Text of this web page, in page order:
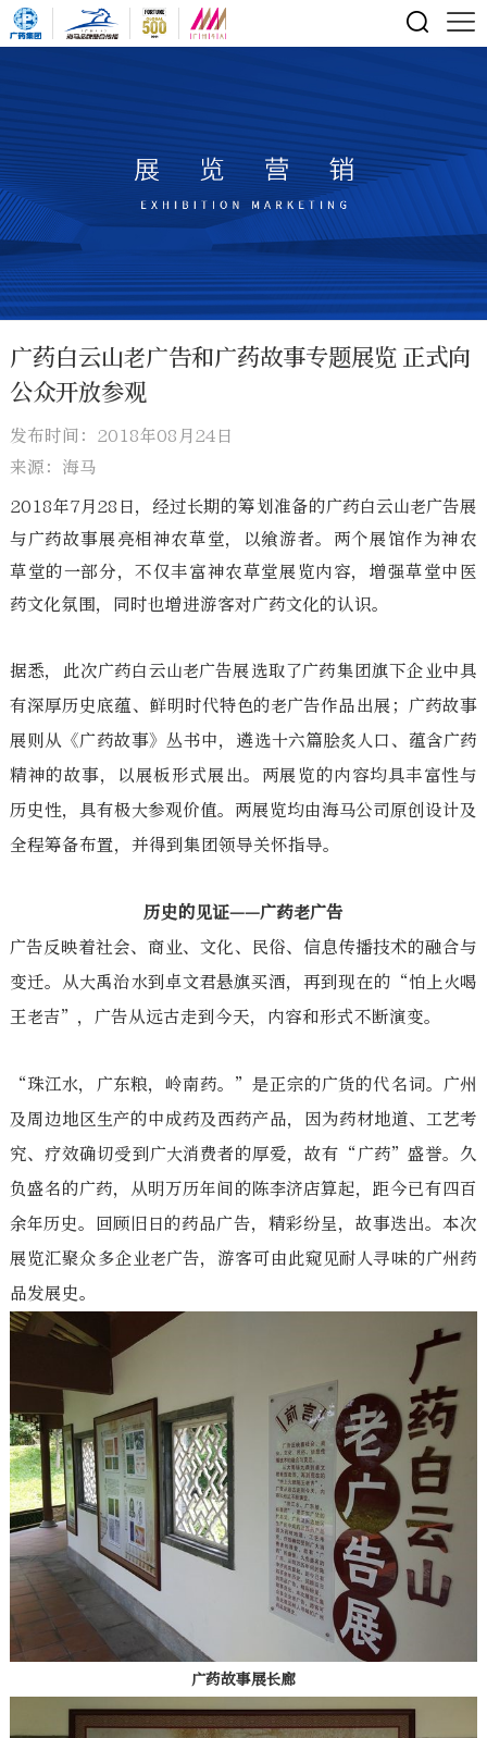
广药白云山老广告和广药故事专题展览 正式向
公众开放参观
发布时间：2018年08月24日
来源：海马
2018年7月28日，经过长期的筹划准备的广药白云山老广告展
与广药故事展亮相神农草堂，以飨游者。两个展馆作为神农
草堂的一部分，不仅丰富神农草堂展览内容，增强草堂中医
药文化氛围，同时也增进游客对广药文化的认识。
据悉，此次广药白云山老广告展选取了广药集团旗下企业中具
有深厚历史底蕴、鲜明时代特色的老广告作品出展；广药故事
展则从《广药故事》丛书中，遴选十六篇脍炙人口、蕴含广药
精神的故事，以展板形式展出。两展览的内容均具丰富性与
历史性，具有极大参观价值。两展览均由海马公司原创设计及
全程筹备布置，并得到集团领导关怀指导。
历史的见证——广药老广告
广告反映着社会、商业、文化、民俗、信息传播技术的融合与
变迁。从大禹治水到卓文君悬旗买酒，再到现在的“怕上火喝
王老吉”，广告从远古走到今天，内容和形式不断演变。
“珠江水，广东粮，岭南药。”是正宗的广货的代名词。广州
及周边地区生产的中成药及西药产品，因为药材地道、工艺考
究、疗效确切受到广大消费者的厚爱，故有“广药”盛誉。久
负盛名的广药，从明万历年间的陈李济店算起，距今已有四百
余年历史。回顾旧日的药品广告，精彩纷呈，故事迭出。本次
展览汇聚众多企业老广告，游客可由此窥见耐人寻味的广州药
品发展史。
广药故事展长廊